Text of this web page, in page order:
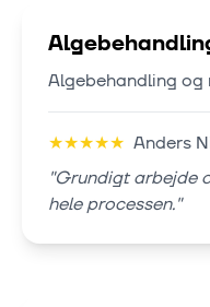
Algebehandling
★★★★★ Anders
"Grundigt arbejde
hele processen."